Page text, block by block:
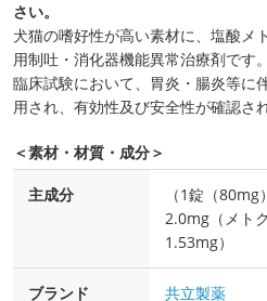
さい。
犬猫の嗜好性が高い素材に、塩酸メ
用制吐・消化器機能異常治療剤です。
臨床試験において、胃炎・腸炎等に
用され、有効性及び安全性が確認さ
＜素材・材質・成分＞
主成分
（1錠（
2.0mg（メト
1.53mg）
ブランド 共立製薬